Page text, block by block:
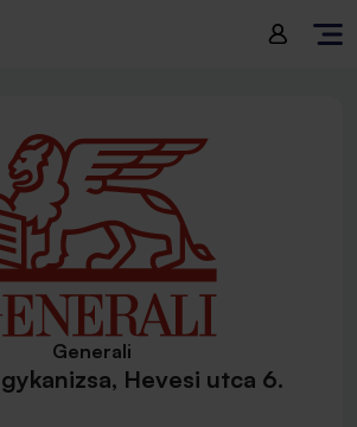
Generali
Hevesi utca 6.